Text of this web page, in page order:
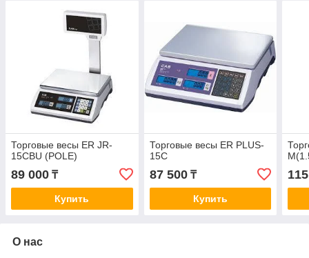
Торговые весы ER JR-
15CBU (POLE)
89 000 ₸
Купить
Торговые весы ER PLUS-
15C
87 500₸
Купить
О нас